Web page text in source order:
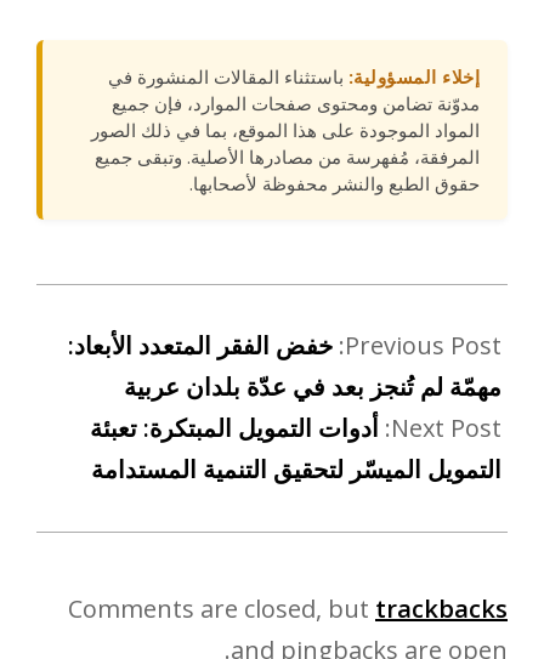
إخلاء المسؤولية: باستثناء المقالات المنشورة في
مدوّنة تضامن ومحتوى صفحات الموارد، فإن جميع
المواد الموجودة على هذا الموقع، بما في ذلك الصور
المرفقة، مُفهرسة من مصادرها الأصلية. وتبقى جميع
حقوق الطبع والنشر محفوظة لأصحابها.
Previous Post: خفض الفقر المتعدد الأبعاد:
مهمّة لم تُنجز بعد في عدّة بلدان عربية
Next Post: أدوات التمويل المبتكرة: تعبئة
التمويل الميسّر لتحقيق التنمية المستدامة
Comments are closed, but trackbacks
and pingbacks are open.